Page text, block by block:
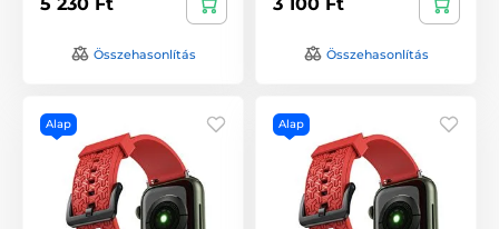
Összehasonlítás Összehasonlítás
Alap Alap